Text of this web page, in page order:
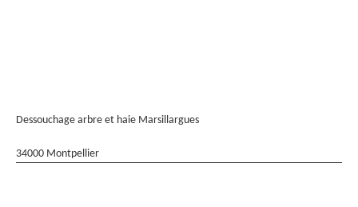
Dessouchage arbre et haie Marsillargues
34000 Montpellier